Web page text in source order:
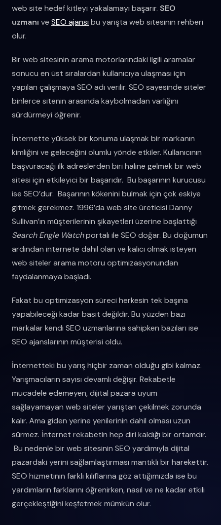
web site hedef kitleyi yakalamayı başarır. SEO
uzmanı ve SEO ajansı bu yarışta web sitesinin rehberi
olur.
Bir web sitesinin arama motorlarındaki ilgili aramalar
sonucu en üst sıralardan kullanıcıya ulaşması için
yapılan çalışmaya SEO adı verilir. SEO sayesinde siteler
binlerce sitenin arasında kaybolmadan varlığını
sürdürmeyi öğrenir.
İnternette yüksek bir konuma ulaşmak bir markanın
kimliğini ve geleceğini olumlu yönde etkiler. Kullanıcının
başvuracağı ilk adreslerden biri haline gelmek bir web
sitesi için etkileyici bir başarıdır. Bu başarının kurucusu
ise SEO’dur. Başarının kökenini bulmak için çok eskiye
gitmek gerekmez. 1996’da web site üreticisi Danny
Sullivan’ın müşterilerinin şikayetleri üzerine başlattığı
Search Engle Watchportalı ile SEO doğar. Bu doğumun
ardından internete dahil olan ve kalıcı olmak isteyen
web siteler arama motoru optimizasyonundan
faydalanmaya başladı.
Fakat bu optimizasyon süreci herkesin tek başına
yapabileceği kadar basit değildir. Bu yüzden bazı
markalar kendi SEO uzmanlarına sahipken bazıları ise
SEO ajanslarının müşterisi oldu.
İnternetteki bu yarış hiçbir zaman olduğu gibi kalmaz.
Yarışmacıların sayısı devamlı değişir. Rekabetle
mücadele edemeyen, dijital pazara uyum
sağlayamayan web siteler yarıştan çekilmek zorunda
kalır. Ama giden yerine yenilerinin dahil olması uzun
sürmez. İnternet rekabetin hep diri kaldığı bir ortamdır.
Bu nedenle bir web sitesinin SEO yardımıyla dijital
pazardaki yerini sağlamlaştırması mantıklı bir harekettir.
SEO hizmetinin farklı kılıflarına göz attığımızda ise bu
yardımların farklarını öğrenirken, nasıl ve ne kadar etkili
gerçekleştiğini keşfetmek mümkün olur.